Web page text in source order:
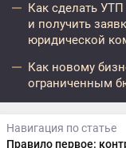
Как сделать
и получить
юридической
Как новому
ограниченным
Навигация по статье